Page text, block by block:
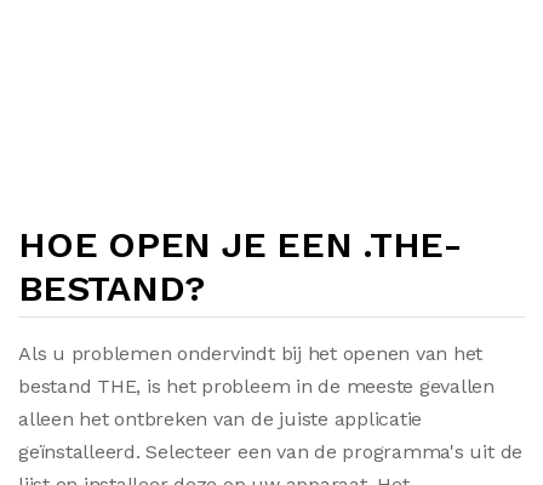
HOE OPEN JE EEN .THE-
BESTAND?
Als u problemen ondervindt bij het openen van het
bestand THE, is het probleem in de meeste gevallen
alleen het ontbreken van de juiste applicatie
geïnstalleerd. Selecteer een van de programma's uit de